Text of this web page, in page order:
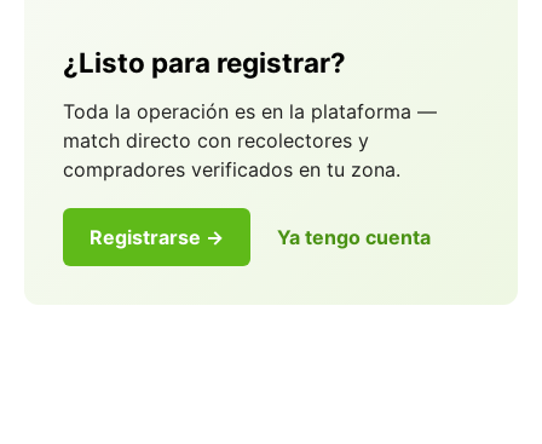
¿Listo para registrar?
Toda la operación es en la plataforma —
match directo con recolectores y
compradores verificados en tu zona.
Registrarse → Ya tengo cuenta